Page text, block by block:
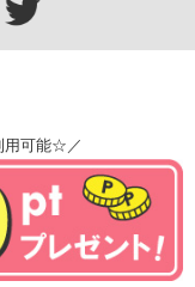
用可能☆／